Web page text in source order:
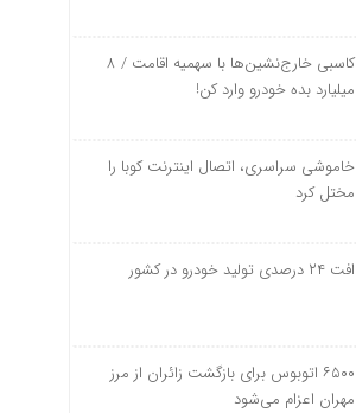
کاسبی خارج‌نشین‌ها با سهمیه اقامت / ۸
میلیارد بده خودرو وارد کن!
خاموشی سراسری، اتصال اینترنت کوبا را
مختل کرد
افت ۲۴ درصدی تولید خودرو در کشور
۶۵۰۰ اتوبوس برای بازگشت زائران از مرز
مهران اعزام می‌شود